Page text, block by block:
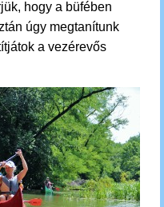
hogy a büfében
úgy megtanítunk
a vezérevős